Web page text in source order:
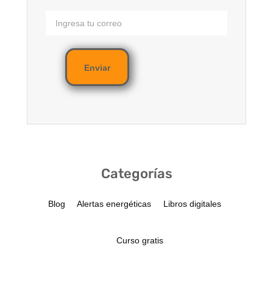
Enviar
Categorías
Blog Alertas energéticas Libros digitales
Curso gratis